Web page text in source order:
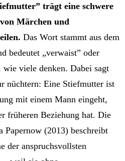
trägt eine schwere
Märchen und
Das Wort stammt aus dem
bedeutet „verwaist” oder
viele denken. Dabei sagt
nüchtern: Eine Stiefmutter ist
mit einem Mann eingeht,
früheren Beziehung hat. Die
(2013) beschreibt
der anspruchsvollsten